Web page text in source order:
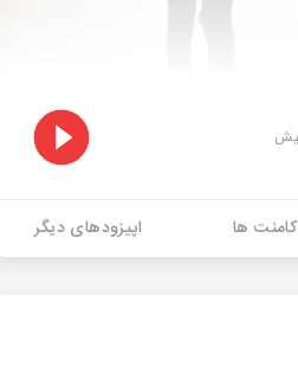
کامنت ها اپیزودهای دیگر